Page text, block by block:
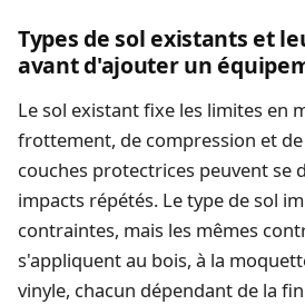
Types de sol existants et
avant d'ajouter un
Le sol existant fixe les limites en
frottement, de compression et
couches protectrices peuvent se
impacts répétés. Le type de sol
contraintes, mais les mêmes
s'appliquent au bois, à la
vinyle, chacun dépendant de la